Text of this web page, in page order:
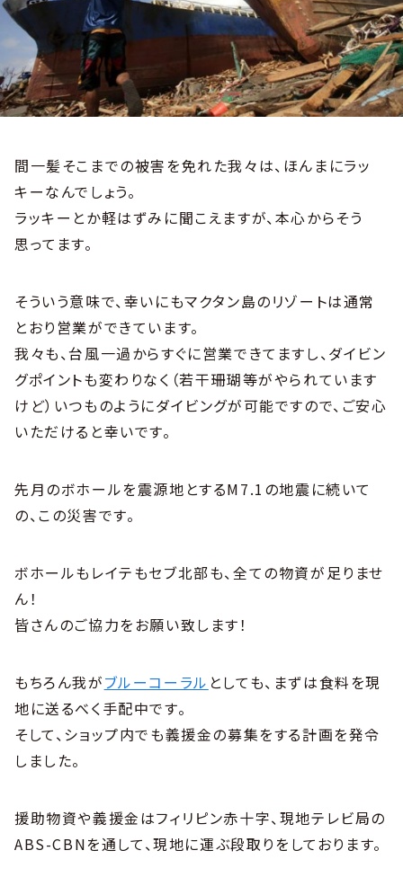
間一髪そこまでの被害を免れた我々は、ほんまにラッ
キーなんでしょう。
ラッキーとか軽はずみに聞こえますが、本心からそう
思ってます。
そういう意味で、幸いにもマクタン島のリゾートは通常
とおり営業ができています。
我々も、台風一過からすぐに営業できてますし、ダイビン
グポイントも変わりなく（若干珊瑚等がやられています
けど）いつものようにダイビングが可能ですので、ご安心
いただけると幸いです。
先月のボホールを震源地とするM7.1の地震に続いて
の、この災害です。
ボホールもレイテもセブ北部も、全ての物資が足りませ
ん！
皆さんのご協力をお願い致します！
もちろん我がブルーコーラル としても、まずは食料を現
地に送るべく手配中です。
そして、ショップ内でも義援金の募集をする計画を発令
しました。
援助物資や義援金はフィリピン赤十字、現地テレビ局の
ABS-CBNを通して、現地に運ぶ段取りをしております。